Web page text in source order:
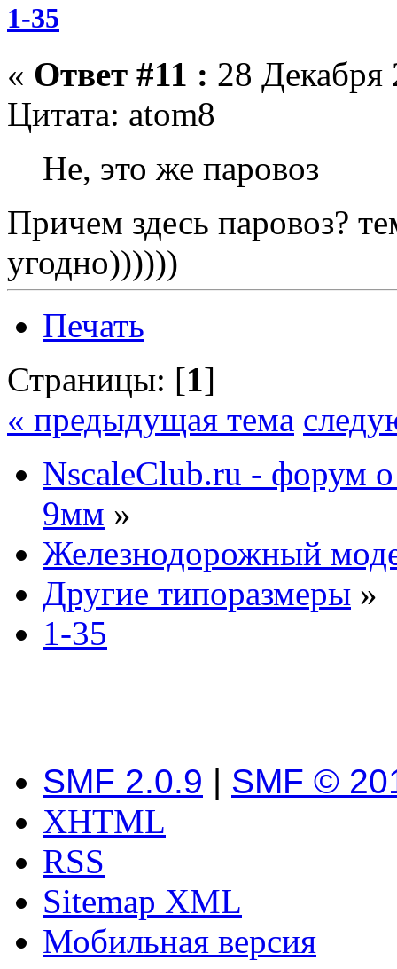
1-35
« Ответ #11 : 28 Декабря
Цитата: atom8
Не, это же паровоз
Причем здесь паровоз?
угодно))))))
Печать
Страницы: [1]
« предыдущая тема
NscaleClub.ru - форум
9мм »
Железнодорожный
Другие типоразмеры »
1-35
SMF 2.0.9 | SMF ©
XHTML
RSS
Sitemap XML
Мобильная версия